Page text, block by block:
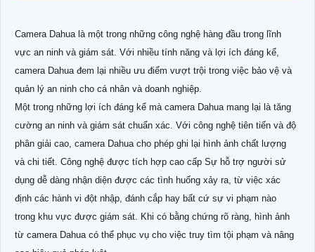
Camera Dahua là một trong những công nghệ hàng đầu trong lĩnh
vực an ninh và giám sát. Với nhiều tính năng và lợi ích đáng kể,
camera Dahua đem lại nhiều ưu điểm vượt trội trong việc bảo vệ và
quản lý an ninh cho cá nhân và doanh nghiệp.
Một trong những lợi ích đáng kể mà camera Dahua mang lại là tăng
cường an ninh và giám sát chuẩn xác. Với công nghệ tiên tiến và độ
phân giải cao, camera Dahua cho phép ghi lại hình ảnh chất lượng
và chi tiết. Công nghệ được tích hợp cao cấp Sự hỗ trợ người sử
dụng dễ dàng nhận diện được các tình huống xảy ra, từ việc xác
định các hành vi đột nhập, đánh cắp hay bất cứ sự vi phạm nào
trong khu vực được giám sát. Khi có bằng chứng rõ ràng, hình ảnh
từ camera Dahua có thể phục vụ cho việc truy tìm tội phạm và nâng